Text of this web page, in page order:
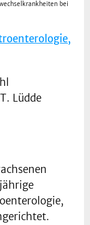
bei
Lüdde